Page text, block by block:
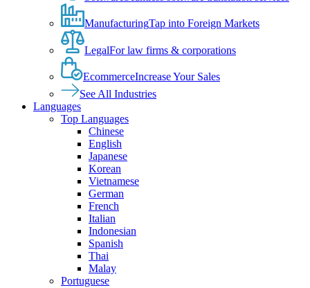
ManufacturingTap into Foreign Markets
LegalFor law firms & corporations
EcommerceIncrease Your Sales
See All Industries
Languages
Top Languages
Chinese
English
Japanese
Korean
Vietnamese
German
French
Italian
Indonesian
Spanish
Thai
Malay
Portuguese